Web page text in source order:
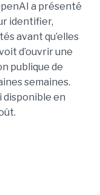
a présenté
identifier,
avant qu’elles
d’ouvrir une
publique de
semaines.
disponible en